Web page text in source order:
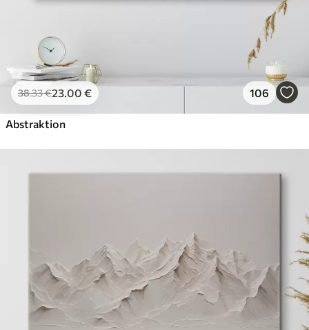
38.33€23.00 € 106
Abstraktion